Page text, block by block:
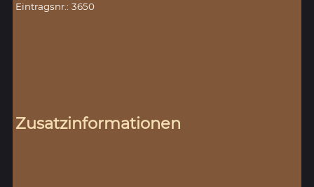
Eintragsnr.: 3650
Zusatzinformationen